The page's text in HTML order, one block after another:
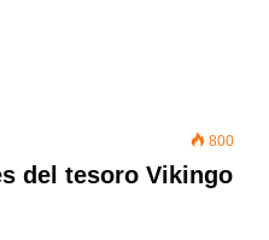
800
del tesoro Vikingo